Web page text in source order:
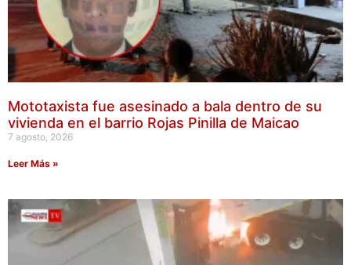
Mototaxista fue asesinado a bala dentro de su
vivienda en el barrio Rojas Pinilla de Maicao
7 agosto, 2026
Leer Más »